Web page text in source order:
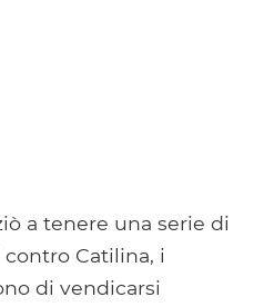
a tenere una serie di
Catilina, i
di vendicarsi